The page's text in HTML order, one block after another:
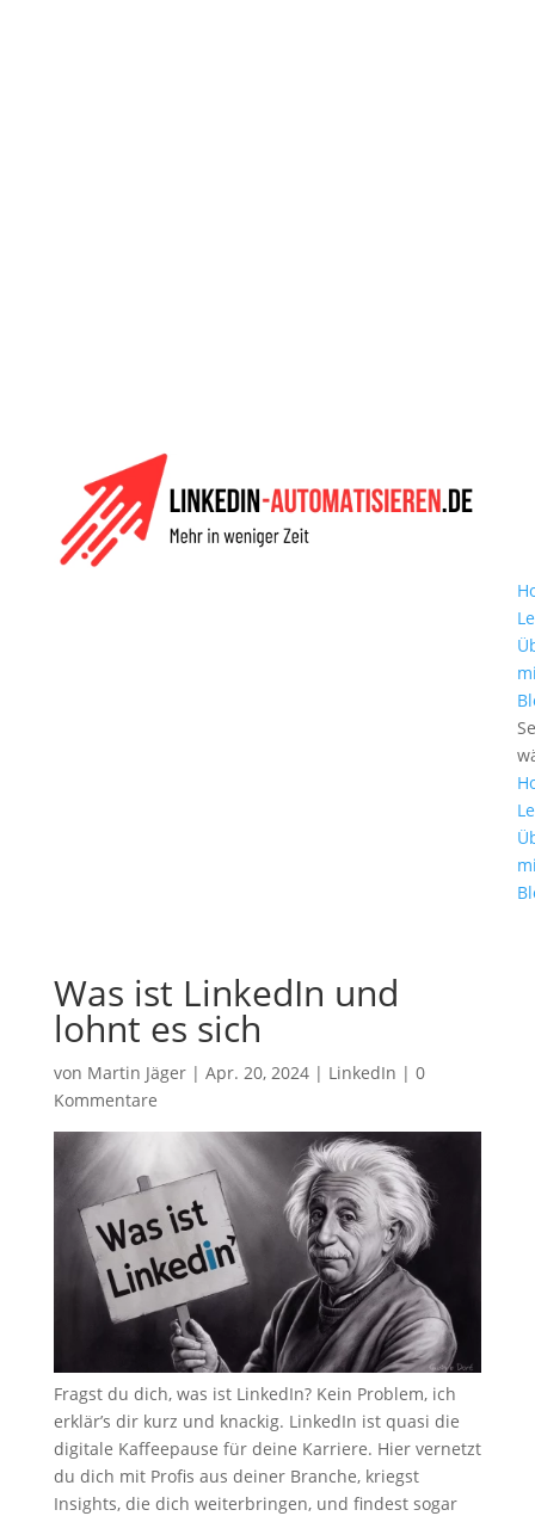
Was ist LinkedIn und
lohnt es sich
von Martin Jäger| Apr. 20, 2024| LinkedIn | 0
Kommentare
Fragst du dich, was ist LinkedIn? Kein Problem, ich
erklär’s dir kurz und knackig. LinkedIn ist quasi die
digitale Kaffeepause für deine Karriere. Hier vernetzt
du dich mit Profis aus deiner Branche, kriegst
Insights, die dich weiterbringen, und findest sogar